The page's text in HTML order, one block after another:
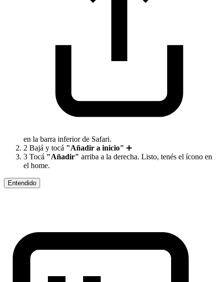
en la barra inferior de Safari.
2 Bajá y tocá "Añadir a inicio" ➕
3 Tocá "Añadir" arriba a la derecha. Listo, tenés el ícono en
el home.
Entendido